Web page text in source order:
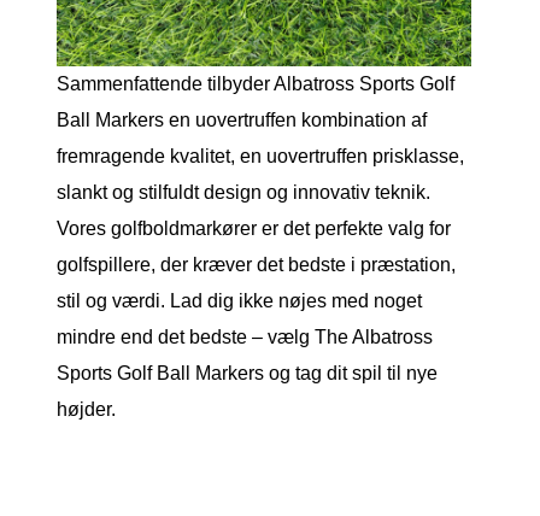
Sammenfattende tilbyder Albatross Sports Golf
Ball Markers en uovertruffen kombination af
fremragende kvalitet, en uovertruffen prisklasse,
slankt og stilfuldt design og innovativ teknik.
Vores golfboldmarkører er det perfekte valg for
golfspillere, der kræver det bedste i præstation,
stil og værdi. Lad dig ikke nøjes med noget
mindre end det bedste – vælg The Albatross
Sports Golf Ball Markers og tag dit spil til nye
højder.